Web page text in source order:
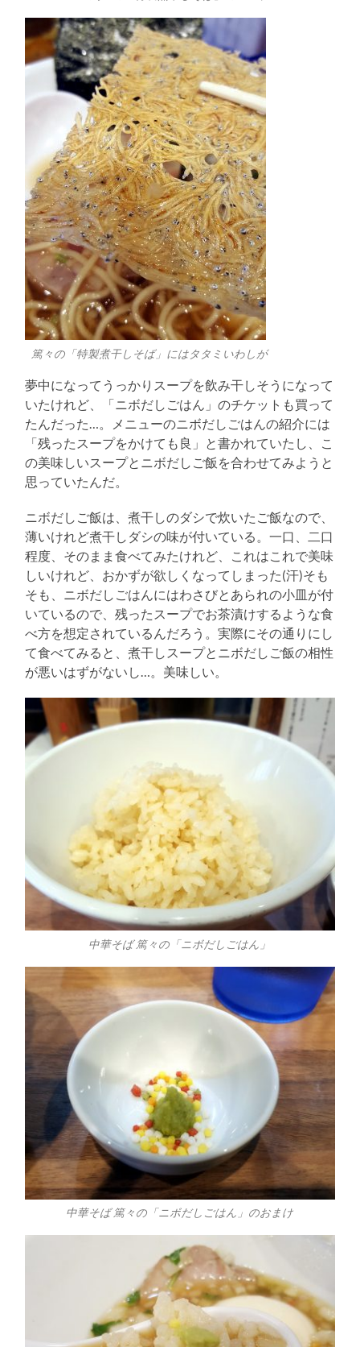
篤々の「特製煮干しそば」にはタタミいわしが
夢中になってうっかりスープを飲み干しそうになって
いたけれど、「ニボだしごはん」のチケットも買って
たんだった…。メニューのニボだしごはんの紹介には
「残ったスープをかけても良」と書かれていたし、こ
の美味しいスープとニボだしご飯を合わせてみようと
思っていたんだ。
ニボだしご飯は、煮干しのダシで炊いたご飯なので、
薄いけれど煮干しダシの味が付いている。一口、二口
程度、そのまま食べてみたけれど、これはこれで美味
しいけれど、おかずが欲しくなってしまった(汗)そも
そも、ニボだしごはんにはわさびとあられの小皿が付
いているので、残ったスープでお茶漬けするような食
べ方を想定されているんだろう。実際にその通りにし
て食べてみると、煮干しスープとニボだしご飯の相性
が悪いはずがないし…。美味しい。
中華そば 篤々の「ニボだしごはん」
中華そば 篤々の「ニボだしごはん」のおまけ